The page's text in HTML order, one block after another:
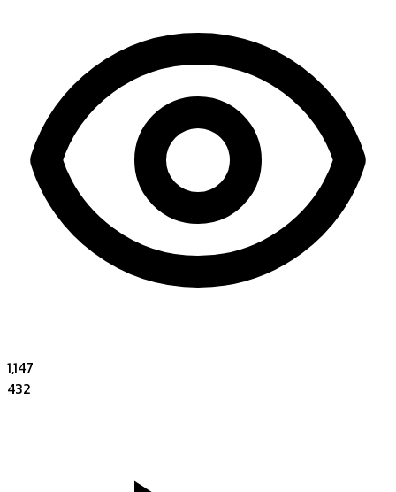
1,147
432